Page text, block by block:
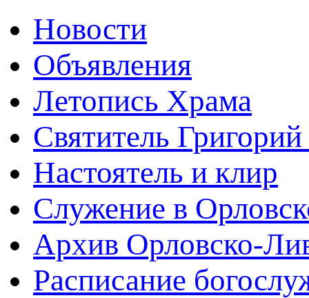
Новости
Объявления
Летопись Храма
Святитель
Настоятель и клир
Служение в
Архив Орловско-
Расписание